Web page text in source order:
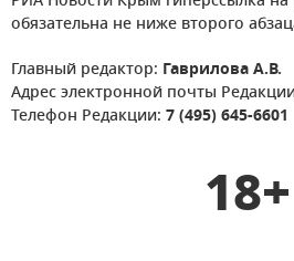
обязательна не ниже второго
Главный редактор: Гаврилова А.В.
Адрес электронной почты
Телефон Редакции: 7 (495) 645-6601
18+